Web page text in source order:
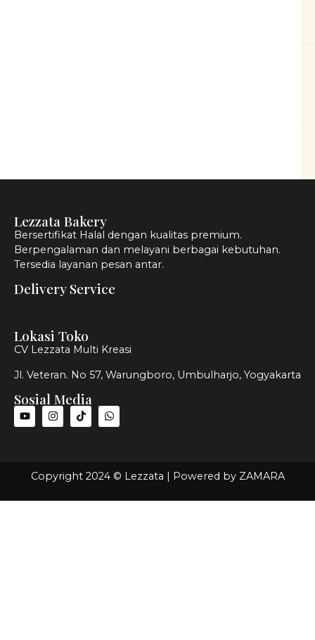
Lezzata Bakery
Bersertifikat Halal dengan kualitas premium.
Berpengalaman dan melayani berbagai kebutuhan.
Tersedia layanan pesan antar.
Delivery Service
Lokasi Toko
CV Lezzata Multi Kreasi
Jl. Veteran. No 57, Warungboro, Umbulharjo, Yogyakarta
Sosial Media
Copyright 2024 © Lezzata | Powered by ZAMARA